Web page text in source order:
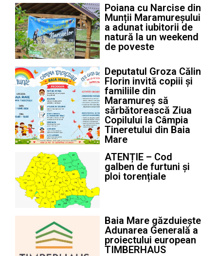
Poiana cu Narcise din
Munții Maramureșului
a adunat iubitorii de
natură la un weekend
de poveste
Deputatul Groza Călin
Florin invită copiii și
familiile din
Maramureș să
sărbătorească Ziua
Copilului la Câmpia
Tineretului din Baia
Mare
ATENȚIE – Cod
galben de furtuni și
ploi torențiale
Baia Mare găzduiește
Adunarea Generală a
proiectului european
TIMBERHAUS